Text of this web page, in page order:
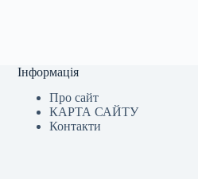
Інформація
Про сайт
КАРТА САЙТУ
Контакти